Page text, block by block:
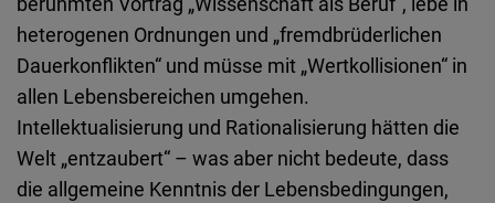
heterogenen Ordnungen und „fremdbrüderlichen
Dauerkonflikten“ und müsse mit „Wertkollisionen“ in
allen Lebensbereichen umgehen.
Intellektualisierung und Rationalisierung hätten die
Welt „entzaubert“ – was aber nicht bedeute, dass
die allgemeine Kenntnis der Lebensbedingungen,